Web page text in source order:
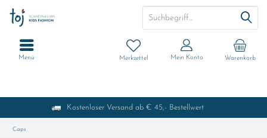
Kostenloser Versand ab € 45,- Bestellwert
Warenkorb
Merkzettel Mein Konto
Menü
Caps